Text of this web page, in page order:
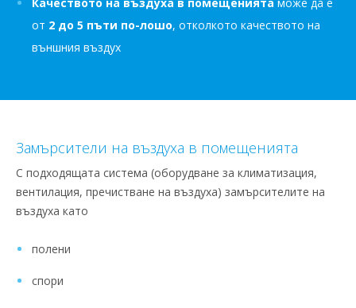
от 2 до 5 пъти по-лошо, отколкото качеството на
външния въздух
Замърсители на въздуха в помещенията
С подходящата система (оборудване за климатизация,
вентилация, пречистване на въздуха) замърсителите на
въздуха като
полени
спори